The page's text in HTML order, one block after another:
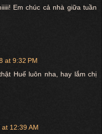
Em chúc cả nhà giữa tuần
at 9:32 PM
Huế luôn nha, hay lắm chị
12:39 AM